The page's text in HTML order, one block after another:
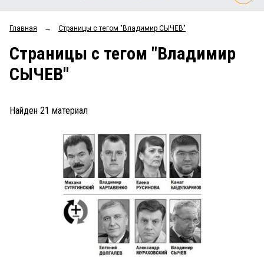
ОБЩЕСТВО
ЗАКОН
ПРОИСШЕСТВИЯ
СТИЛЬ ЖИЗНИ
Мнения
Рейтинги
Главная → Страницы c тегом "Владимир СЫЧЕВ"
Страницы c тегом "Владимир
СЫЧЕВ"
Найден 21 материал